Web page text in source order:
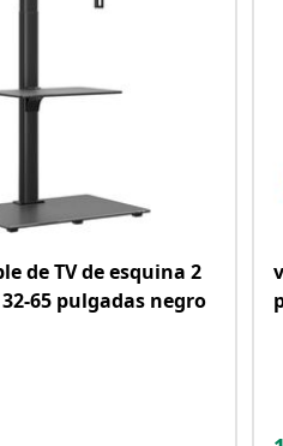
de TV de esquina 2
65 pulgadas negro